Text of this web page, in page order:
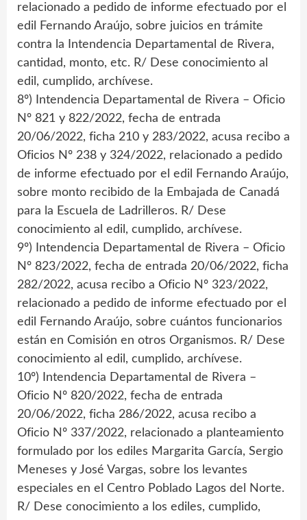
relacionado a pedido de informe efectuado por el
edil Fernando Araújo, sobre juicios en trámite
contra la Intendencia Departamental de Rivera,
cantidad, monto, etc. R/ Dese conocimiento al
edil, cumplido, archívese.
8º) Intendencia Departamental de Rivera – Oficio
Nº 821 y 822/2022, fecha de entrada
20/06/2022, ficha 210 y 283/2022, acusa recibo a
Oficios Nº 238 y 324/2022, relacionado a pedido
de informe efectuado por el edil Fernando Araújo,
sobre monto recibido de la Embajada de Canadá
para la Escuela de Ladrilleros. R/ Dese
conocimiento al edil, cumplido, archívese.
9º) Intendencia Departamental de Rivera – Oficio
Nº 823/2022, fecha de entrada 20/06/2022, ficha
282/2022, acusa recibo a Oficio Nº 323/2022,
relacionado a pedido de informe efectuado por el
edil Fernando Araújo, sobre cuántos funcionarios
están en Comisión en otros Organismos. R/ Dese
conocimiento al edil, cumplido, archívese.
10º) Intendencia Departamental de Rivera –
Oficio Nº 820/2022, fecha de entrada
20/06/2022, ficha 286/2022, acusa recibo a
Oficio Nº 337/2022, relacionado a planteamiento
formulado por los ediles Margarita García, Sergio
Meneses y José Vargas, sobre los levantes
especiales en el Centro Poblado Lagos del Norte.
R/ Dese conocimiento a los ediles, cumplido,